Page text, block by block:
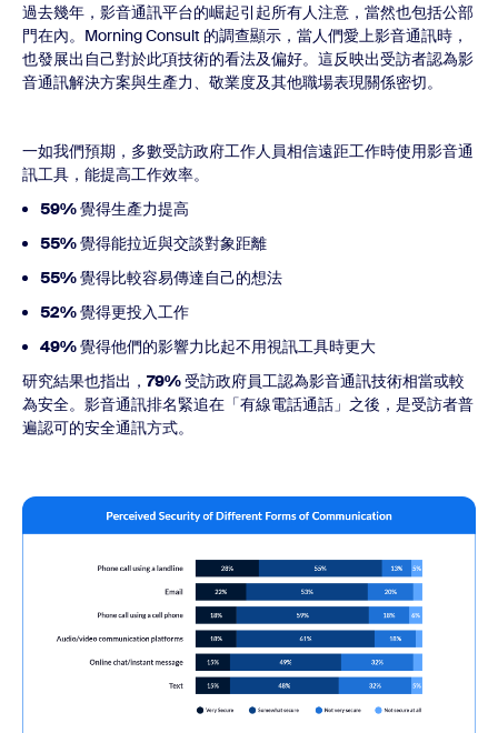
過去幾年，影音通訊平台的崛起引起所有人注意，當然也包括公部
門在內。Morning Consult 的調查顯示，當人們愛上影音通訊時，
也發展出自己對於此項技術的看法及偏好。這反映出受訪者認為影
音通訊解決方案與生產力、敬業度及其他職場表現關係密切。
一如我們預期，多數受訪政府工作人員相信遠距工作時使用影音通
訊工具，能提高工作效率。
59%覺得生產力提高
55%覺得能拉近與交談對象距離
55%覺得比較容易傳達自己的想法
52%覺得更投入工作
49%覺得他們的影響力比起不用視訊工具時更大
研究結果也指出， 79%受訪政府員工認為影音通訊技術相當或較
為安全。影音通訊排名緊追在「有線電話通話」之後，是受訪者普
遍認可的安全通訊方式。